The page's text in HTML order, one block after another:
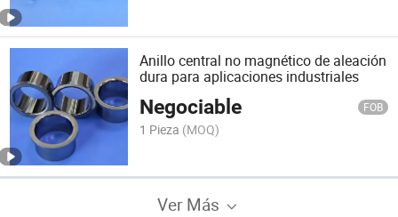
Anillo central no magnético de aleación
dura para aplicaciones industriales
Negociable FOB
1 Pieza (MOQ)
Ver Más